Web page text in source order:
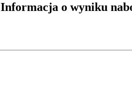
Informacja o wyniku